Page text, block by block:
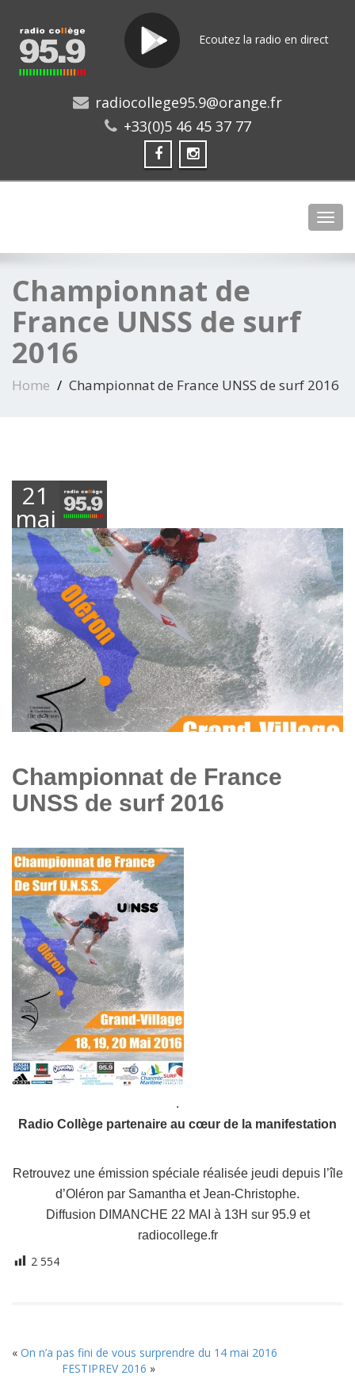
Ecoutez la radio en direct
radiocollege95.9@orange.fr
+33(0)5 46 45 37 77
Championnat de
France UNSS de surf
2016
Home Championnat de France UNSS de surf 2016
21
mai
2016
Championnat de France
UNSS de surf 2016
.
Radio Collège partenaire au cœur de la manifestation
Retrouvez une émission spéciale réalisée jeudi depuis l’île
d’Oléron par Samantha et Jean-Christophe.
Diffusion DIMANCHE 22 MAI à 13H sur 95.9 et
radiocollege.fr
2 554
« On n’a pas fini de vous surprendre du 14 mai 2016
FESTIPREV 2016 »